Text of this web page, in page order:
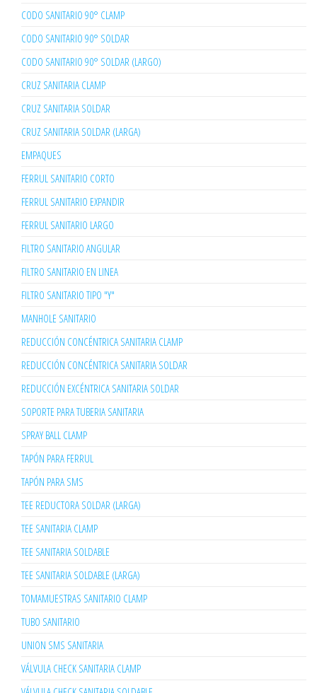
CODO SANITARIO 90° CLAMP
CODO SANITARIO 90° SOLDAR
CODO SANITARIO 90° SOLDAR (LARGO)
CRUZ SANITARIA CLAMP
CRUZ SANITARIA SOLDAR
CRUZ SANITARIA SOLDAR (LARGA)
EMPAQUES
FERRUL SANITARIO CORTO
FERRUL SANITARIO EXPANDIR
FERRUL SANITARIO LARGO
FILTRO SANITARIO ANGULAR
FILTRO SANITARIO EN LINEA
FILTRO SANITARIO TIPO "Y"
MANHOLE SANITARIO
REDUCCIÓN CONCÉNTRICA SANITARIA CLAMP
REDUCCIÓN CONCÉNTRICA SANITARIA SOLDAR
REDUCCIÓN EXCÉNTRICA SANITARIA SOLDAR
SOPORTE PARA TUBERIA SANITARIA
SPRAY BALL CLAMP
TAPÓN PARA FERRUL
TAPÓN PARA SMS
TEE REDUCTORA SOLDAR (LARGA)
TEE SANITARIA CLAMP
TEE SANITARIA SOLDABLE
TEE SANITARIA SOLDABLE (LARGA)
TOMAMUESTRAS SANITARIO CLAMP
TUBO SANITARIO
UNION SMS SANITARIA
VÁLVULA CHECK SANITARIA CLAMP